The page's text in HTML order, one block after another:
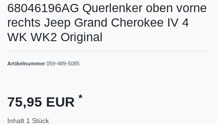
68046196AG Querlenker oben vorne
rechts Jeep Grand Cherokee IV 4
WK WK2 Original
Artikelnummer 059-489-5085
75,95 EUR *
Inhalt 1 Stück